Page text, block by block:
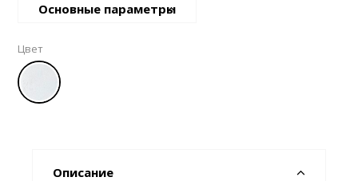
Основные параметры
Цвет
Описание